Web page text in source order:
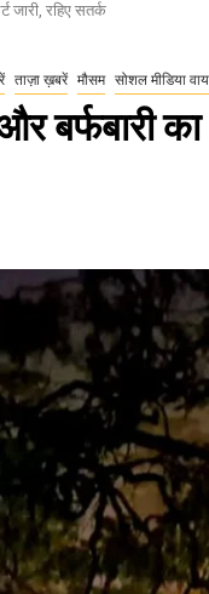
जारी, रहिए सतर्क
ताज़ा ख़बरें मौसम सोशल मीडिया
बर्फबारी